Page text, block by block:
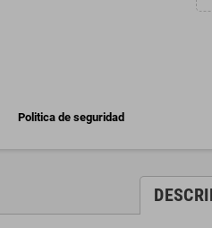
Politica de seguridad